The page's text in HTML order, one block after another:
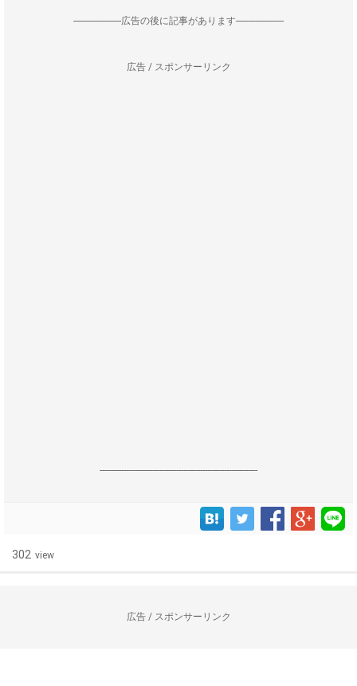
--------------------広告の後に記事があります--------------------
広告 / スポンサーリンク
------------------------------------------------------------------
302 view
広告 / スポンサーリンク